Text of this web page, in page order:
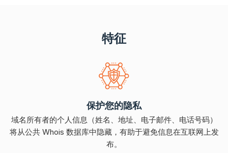
特征
保护您的隐私
域名所有者的个人信息（姓名、地址、电子邮件、电话号码）
将从公共 Whois 数据库中隐藏，有助于避免信息在互联网上发
布。